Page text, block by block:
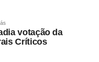
e Rio de Janeiro
demais regiões, o Sul
15.985; o Centro-
votação da
Críticos